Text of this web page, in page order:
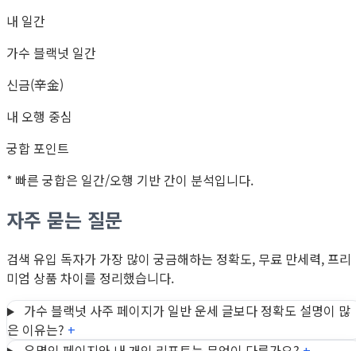
내 일간
가수 블랙넛 일간
신금(辛金)
내 오행 중심
궁합 포인트
* 빠른 궁합은 일간/오행 기반 간이 분석입니다.
자주 묻는 질문
검색 유입 독자가 가장 많이 궁금해하는 정확도, 무료 만세력, 프리
미엄 상품 차이를 정리했습니다.
가수 블랙넛 사주 페이지가 일반 운세 글보다 정확도 설명이 많
은 이유는? +